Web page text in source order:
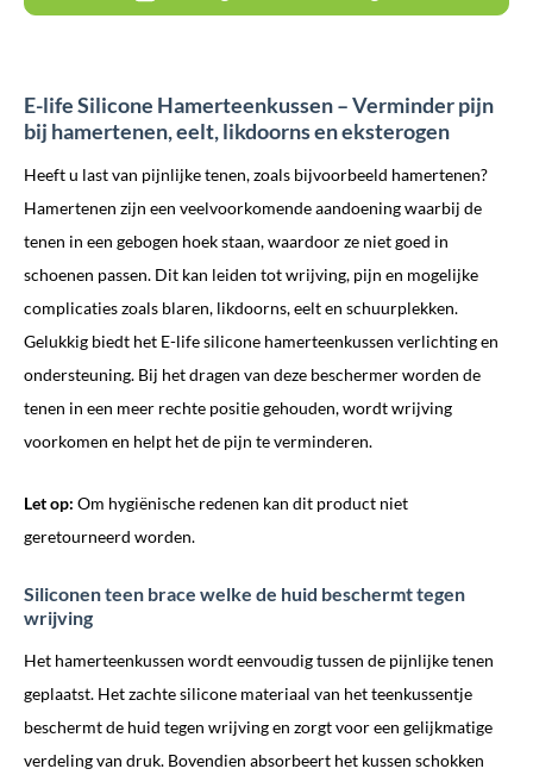
E-life Silicone Hamerteenkussen – Verminder pijn
bij hamertenen, eelt, likdoorns en eksterogen
Heeft u last van pijnlijke tenen, zoals bijvoorbeeld hamertenen?
Hamertenen zijn een veelvoorkomende aandoening waarbij de
tenen in een gebogen hoek staan, waardoor ze niet goed in
schoenen passen. Dit kan leiden tot wrijving, pijn en mogelijke
complicaties zoals blaren, likdoorns, eelt en schuurplekken.
Gelukkig biedt het E-life silicone hamerteenkussen verlichting en
ondersteuning. Bij het dragen van deze beschermer worden de
tenen in een meer rechte positie gehouden, wordt wrijving
voorkomen en helpt het de pijn te verminderen.
Let op: Om hygiënische redenen kan dit product niet
geretourneerd worden.
Siliconen teen brace welke de huid beschermt tegen
wrijving
Het hamerteenkussen wordt eenvoudig tussen de pijnlijke tenen
geplaatst. Het zachte silicone materiaal van het teenkussentje
beschermt de huid tegen wrijving en zorgt voor een gelijkmatige
verdeling van druk. Bovendien absorbeert het kussen schokken